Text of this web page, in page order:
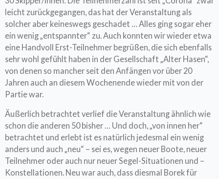
leicht zurückgegangen, das hat der Veranstaltung als
solcher aber keineswegs geschadet … Alles ging sogar eher
ein wenig „entspannter“ zu. Auch konnten wir wieder etwa
eine Handvoll Erst-Teilnehmer begrüßen, die sich ebenfalls
sehr wohl gefühlt haben in der Gesellschaft „Alter Hasen“,
von denen so mancher seit den Anfängen vor über 20
Jahren auch an diesem Wochenende wieder mit von der
Partie war.
Äußerlich betrachtet verlief die Veranstaltung ähnlich wie
schon die anderen 50 bisher … Und doch, „von innen her“
betrachtet und erlebt ist es natürlich jedesmal ein wenig
anders und auch „neu“ – sei es, wegen neuer Boote, neuer
Teilnehmer oder auch nur neuer Segel-Situationen und –
Konstellationen. Neu war auch, dass diesmal Borek für